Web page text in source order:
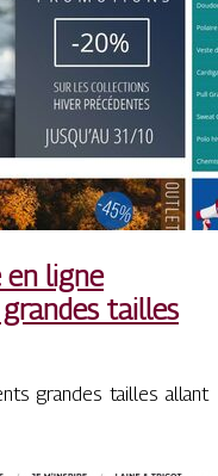
en ligne
tailles
grandes tailles allant